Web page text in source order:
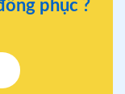
phục ?